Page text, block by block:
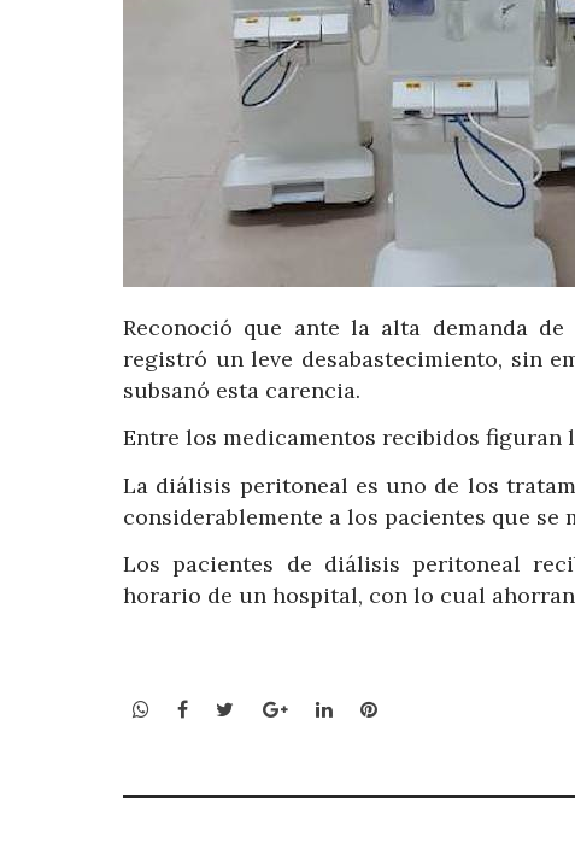
Reconoció que ante la alta demanda
registró un leve desabastecimiento, sin
subsanó esta carencia.
Entre los medicamentos recibidos
La diálisis peritoneal es uno de los
considerablemente a los pacientes que se
Los pacientes de diálisis peritoneal
horario de un hospital, con lo cual
WhatsApp
Facebook
TwitterGoogle+LinkedInPinterest